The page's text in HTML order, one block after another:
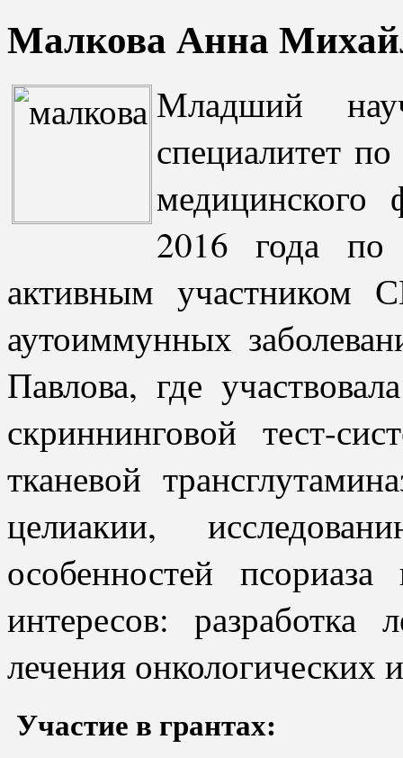
Малкова Анна
Младший
специалитет
2016 года по
активным участником
аутоиммунных
Павлова, где
скриннинговой тест-
тканевой
целиакии,
особенностей
интересов: разработка
лечения онкологических
Участие в грантах: